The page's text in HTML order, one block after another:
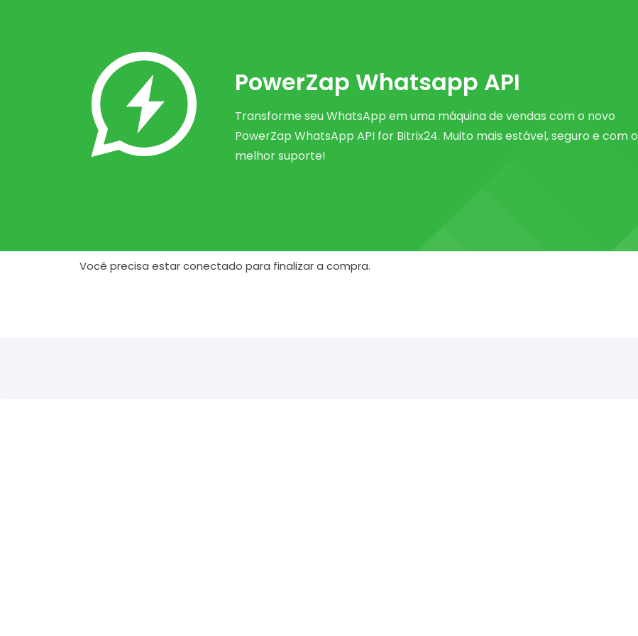
PowerZap Whatsapp API
Transforme seu WhatsApp em uma máquina de vendas com o novo
PowerZap WhatsApp API for Bitrix24. Muito mais estável, seguro e com o
melhor suporte!
Você precisa estar conectado para finalizar a compra.